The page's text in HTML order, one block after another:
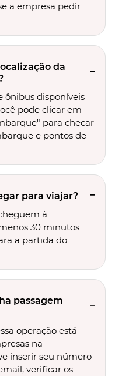
a empresa pedir
da
ônibus disponíveis
pode clicar em
para checar
e pontos de
para viajar?
à
30 minutos
a partida do
passagem
operação está
na
inserir seu número
verificar os